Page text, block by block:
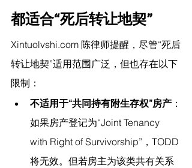
都适合“死后转让地契”
Xintuolvshi.com 陈律师提醒， 尽管“死后
转让地契”适用范围广泛，但也存在以下
限制：
不适用于“共同持有附生存权”房产 ：
如果房产登记为“Joint Tenancy
with Right of Survivorship”，TODD
将无效。但若房主为该类共有关系